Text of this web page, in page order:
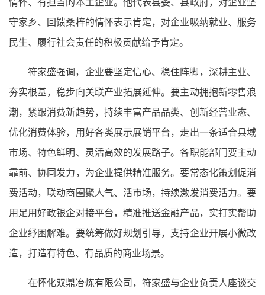
守家乡、回馈桑梓的情怀表示肯定，对企业吸纳就业、服务
民生、履行社会责任的积极贡献给予肯定。
符家盛强调，企业要坚定信心、稳住阵脚，深耕主业、
夯实根基，稳步向关联产业拓展延伸。要主动拥抱新零售浪
潮，紧跟消费新趋势，持续丰富产品品类、创新经营业态、
优化消费体验，用好各类展示展销平台，走出一条适合县域
市场、特色鲜明、灵活高效的发展路子。各职能部门要主动
靠前、协同发力，为企业提供精准服务。要常态化策划促消
费活动，联动商圈聚人气、活市场，持续激发消费活力。要
用足用好政银企对接平台，精准推送金融产品，实打实帮助
企业纾困解难。要统筹做好规划引导，支持企业开展小微改
造，打造有特色、有品质的商业场景。
在怀化双鼎冶炼有限公司，符家盛与企业负责人座谈交